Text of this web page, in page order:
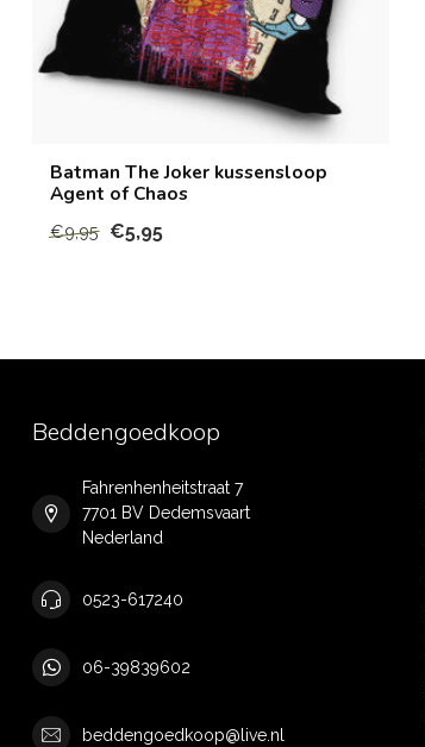
Batman The Joker kussensloop
Agent of Chaos
€9,95 €5,95
Beddengoedkoop
Fahrenhenheitstraat 7
7701 BV Dedemsvaart
Nederland
0523-617240
06-39839602
beddengoedkoop@live.nl